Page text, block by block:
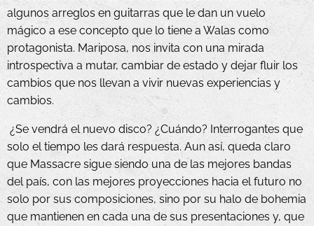
algunos arreglos en guitarras que le dan un vuelo
mágico a ese concepto que lo tiene a Walas como
protagonista. Mariposa, nos invita con una mirada
introspectiva a mutar, cambiar de estado y dejar fluir los
cambios que nos llevan a vivir nuevas experiencias y
cambios.
¿Se vendrá el nuevo disco? ¿Cuándo? Interrogantes que
solo el tiempo les dará respuesta. Aun así, queda claro
que Massacre sigue siendo una de las mejores bandas
del país, con las mejores proyecciones hacia el futuro no
solo por sus composiciones, sino por su halo de bohemia
que mantienen en cada una de sus presentaciones y, que